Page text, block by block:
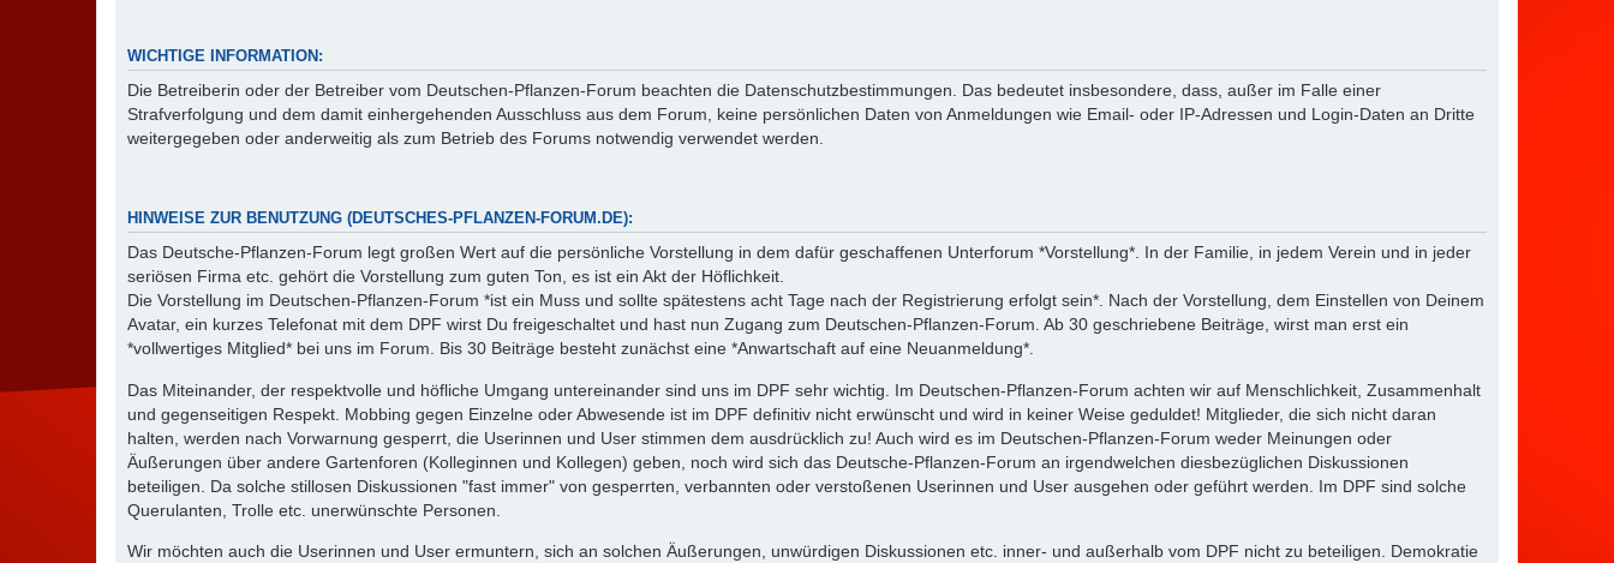
WICHTIGE INFORMATION:
Die Betreiberin oder der Betreiber vom Deutschen-Pflanzen-Forum beachten die Datenschutzbestimmungen. Das bedeutet insbesondere, dass, außer im Falle einer
Strafverfolgung und dem damit einhergehenden Ausschluss aus dem Forum, keine persönlichen Daten von Anmeldungen wie Email- oder IP-Adressen und Login-Daten an Dritte
weitergegeben oder anderweitig als zum Betrieb des Forums notwendig verwendet werden.
HINWEISE ZUR BENUTZUNG (DEUTSCHES-PFLANZEN-FORUM.DE):
Das Deutsche-Pflanzen-Forum legt großen Wert auf die persönliche Vorstellung in dem dafür geschaffenen Unterforum *Vorstellung*. In der Familie, in jedem Verein und in jeder
seriösen Firma etc. gehört die Vorstellung zum guten Ton, es ist ein Akt der Höflichkeit.
Die Vorstellung im Deutschen-Pflanzen-Forum *ist ein Muss und sollte spätestens acht Tage nach der Registrierung erfolgt sein*. Nach der Vorstellung, dem Einstellen von Deinem
Avatar, ein kurzes Telefonat mit dem DPF wirst Du freigeschaltet und hast nun Zugang zum Deutschen-Pflanzen-Forum. Ab 30 geschriebene Beiträge, wirst man erst ein
*vollwertiges Mitglied* bei uns im Forum. Bis 30 Beiträge besteht zunächst eine *Anwartschaft auf eine Neuanmeldung*.
Das Miteinander, der respektvolle und höfliche Umgang untereinander sind uns im DPF sehr wichtig. Im Deutschen-Pflanzen-Forum achten wir auf Menschlichkeit, Zusammenhalt
und gegenseitigen Respekt. Mobbing gegen Einzelne oder Abwesende ist im DPF definitiv nicht erwünscht und wird in keiner Weise geduldet! Mitglieder, die sich nicht daran
halten, werden nach Vorwarnung gesperrt, die Userinnen und User stimmen dem ausdrücklich zu! Auch wird es im Deutschen-Pflanzen-Forum weder Meinungen oder
Äußerungen über andere Gartenforen (Kolleginnen und Kollegen) geben, noch wird sich das Deutsche-Pflanzen-Forum an irgendwelchen diesbezüglichen Diskussionen
beteiligen. Da solche stillosen Diskussionen "fast immer" von gesperrten, verbannten oder verstoßenen Userinnen und User ausgehen oder geführt werden. Im DPF sind solche
Querulanten, Trolle etc. unerwünschte Personen.
Wir möchten auch die Userinnen und User ermuntern, sich an solchen Äußerungen, unwürdigen Diskussionen etc. inner- und außerhalb vom DPF nicht zu beteiligen. Demokratie